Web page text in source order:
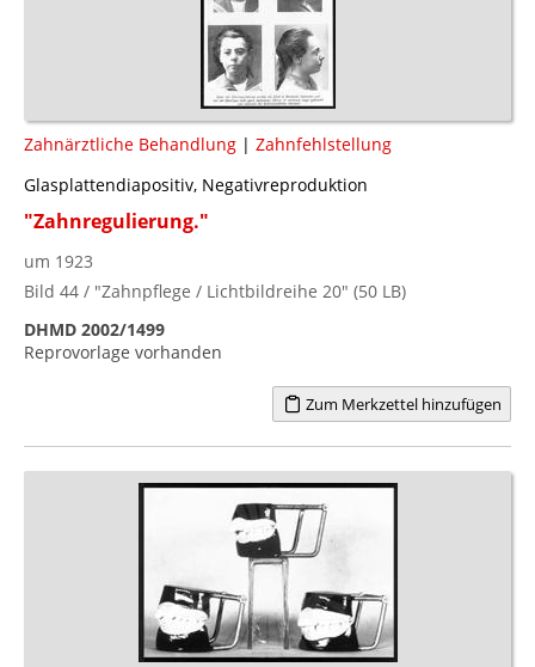
Zahnärztliche Behandlung | Zahnfehlstellung
Glasplattendiapositiv, Negativreproduktion
"Zahnregulierung."
um 1923
Bild 44 / "Zahnpflege / Lichtbildreihe 20" (50 LB)
DHMD 2002/1499
Reprovorlage vorhanden
Zum Merkzettel hinzufügen